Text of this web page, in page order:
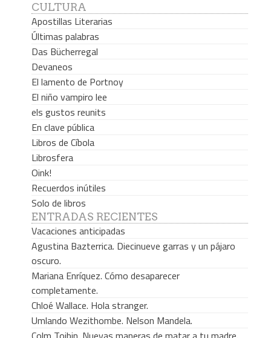
CULTURA
Apostillas Literarias
Últimas palabras
Das Bücherregal
Devaneos
El lamento de Portnoy
El niño vampiro lee
els gustos reunits
En clave pública
Libros de Cíbola
Librosfera
Oink!
Recuerdos inútiles
Solo de libros
ENTRADAS RECIENTES
Vacaciones anticipadas
Agustina Bazterrica. Diecinueve garras y un pájaro
oscuro.
Mariana Enríquez. Cómo desaparecer
completamente.
Chloé Wallace. Hola stranger.
Umlando Wezithombe. Nelson Mandela.